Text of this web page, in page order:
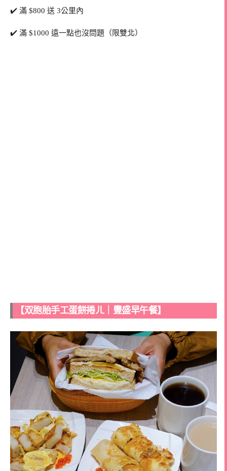
✔️ 滿 $800 送 3公里內
✔️ 滿 $1000 遠一點也沒問題（限雙北）
【双胞胎手工蛋餅捲ㄦ｜豐盛早午餐】